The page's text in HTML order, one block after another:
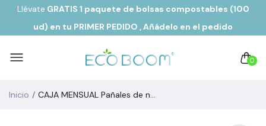
Llévate GRATIS 1 paquete de bolsas compostables (100
ud) en tu PRIMER PEDIDO , Añádelo en el pedido
0
Inicio